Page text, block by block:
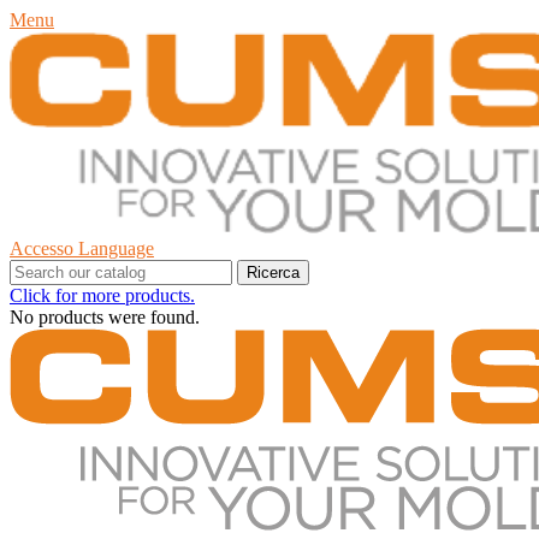
Menu
Accesso Language
Ricerca
Click for more products.
No products were found.